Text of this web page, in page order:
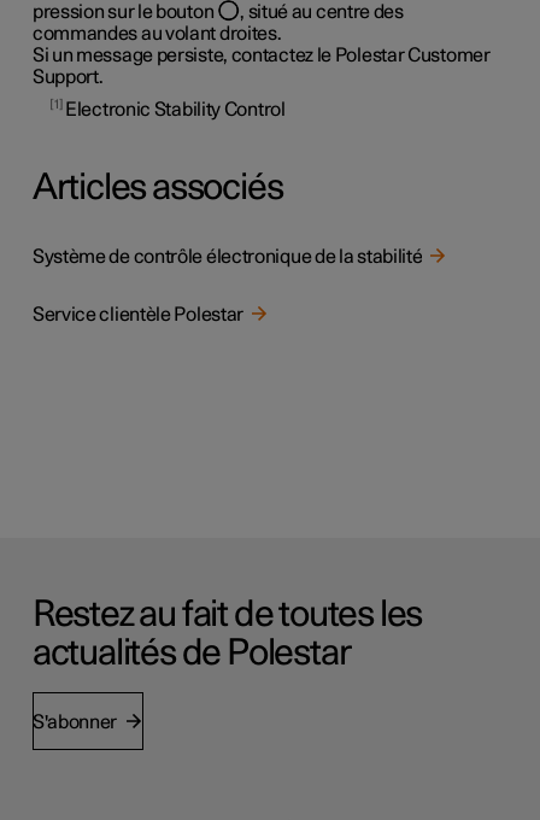
pression sur le bouton
, situé au centre des
commandes au volant droites.
Si un message persiste, contactez le Polestar Customer
Support.
1 Electronic Stability Control
Articles associés
Système de contrôle électronique de la stabilité
Service clientèle Polestar
Restez au fait de toutes les
actualités de Polestar
S'abonner